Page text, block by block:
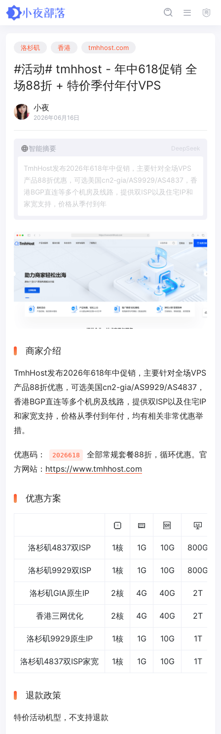
洛杉矶 香港 tmhhost.com
#活动# tmhhost - 年中618促销 全
场88折 + 特价季付年付VPS
小夜
2026年06月16日
智能摘要 DeepSeek
TmhHost发布2026年618年中促销 ， 主要针对全场VPS
产品88折优惠 ， 可选美国cn2-gia/AS9929/AS4837 ， 香
港BGP直连等多个机 房及线路 ， 提供双ISP以 及 住宅IP和
家宽支持 ， 价格从季付到年
商家介绍
TmhHost发布2026年618年中促销，主要针对全场VPS
产品88折优惠，可选美国cn2-gia/AS9929/AS4837，
香港BGP直连等多个机房及线路，提供双ISP以及住宅IP
和家宽支持，价格从季付到年付，均有相关非常优惠举
措。
优惠码： 2026618
全部常规套餐88折，循环优惠。官
方网站： https://www.tmhhost.com
优惠方案
洛杉矶4837双ISP 1核 1G 10G 800G
洛杉矶9929双ISP 1核 1G 10G 800G
洛杉矶GIA原生IP 2核 4G 40G 2T
香港三网优化 2核 4G 40G 2T
洛杉矶9929原生IP 1核 1G 10G 1T
洛杉矶4837双ISP家宽 1核 1G 10G 1T
退款政策
特价活动机型，不支持退款